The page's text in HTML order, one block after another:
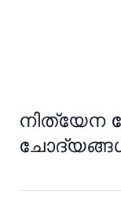
നിത്യേന